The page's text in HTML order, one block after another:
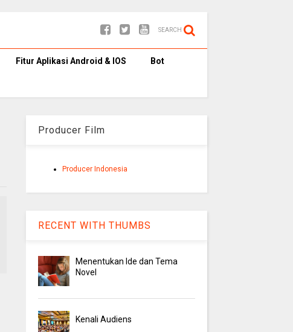
SEARCH
Fitur Aplikasi Android & IOS Bot
Producer Film
Producer Indonesia
RECENT WITH THUMBS
Menentukan Ide dan Tema
Novel
Kenali Audiens